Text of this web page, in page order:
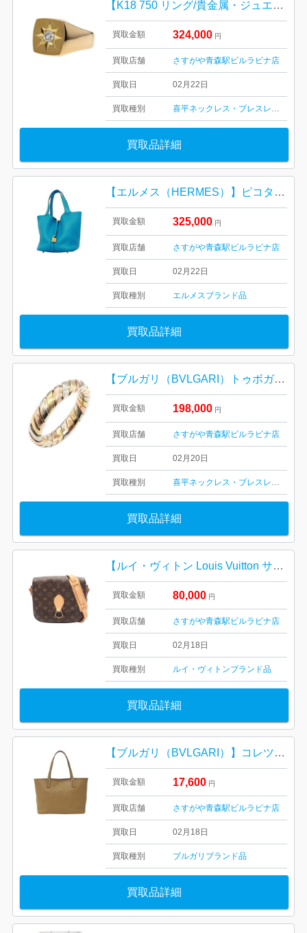
【K18 750 リング/貴金属・ジュエリー・ダイヤモンド・18金・宝石・メンズ・レディース】
買取金額 324,000 円
買取店舗 さすがや青森駅ビルラビナ店
買取日 02月22日
買取種別 喜平ネックレス・ブレスレット
買取品詳細
【エルメス（HERMES）】ピコタンロック・トリヨンクレマンス・ブランド品
買取金額 325,000 円
買取店舗 さすがや青森駅ビルラビナ店
買取日 02月22日
買取種別 エルメスブランド品
買取品詳細
【ブルガリ（BVLGARI）トゥボガス】K18ゴールド（YG）・ホワイトゴールド（WG）・ピンクゴールド（PG）・ジュエリー・リング・ブランド
買取金額 198,000 円
買取店舗 さすがや青森駅ビルラビナ店
買取日 02月20日
買取種別 喜平ネックレス・ブレスレット
買取品詳細
【ルイ・ヴィトン Louis Vuitton サンクルー】モノグラム・キャンバス・カーフレザー・キャンバス・ショルダーバック・ブランド
買取金額 80,000 円
買取店舗 さすがや青森駅ビルラビナ店
買取日 02月18日
買取種別 ルイ・ヴィトンブランド品
買取品詳細
【ブルガリ（BVLGARI）】コレツィオーネ・ブランド・バック・トートバック・レザー
買取金額 17,600 円
買取店舗 さすがや青森駅ビルラビナ店
買取日 02月18日
買取種別 ブルガリ ブランド品
買取品詳細